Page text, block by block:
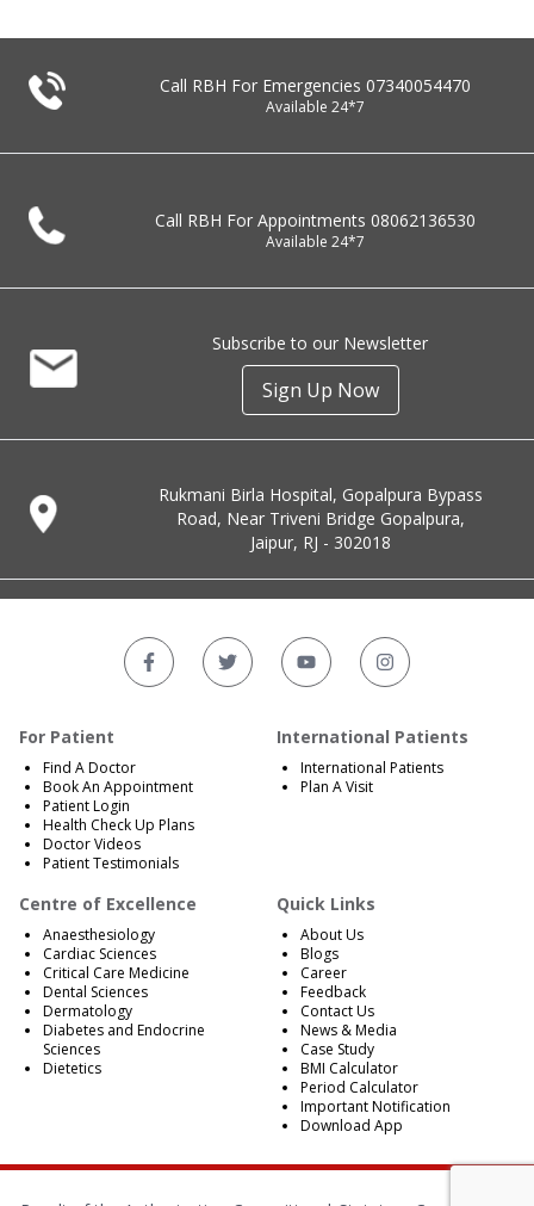
Call RBH For Emergencies 07340054470
Available 24*7
Call RBH For Appointments 08062136530
Available 24*7
Subscribe to our Newsletter
Sign Up Now
Rukmani Birla Hospital, Gopalpura Bypass
Road, Near Triveni Bridge Gopalpura,
Jaipur, RJ - 302018
For Patient
Find A Doctor
Book An Appointment
Patient Login
Health Check Up Plans
Doctor Videos
Patient Testimonials
International Patients
International Patients
Plan A Visit
Centre of Excellence
Anaesthesiology
Cardiac Sciences
Critical Care Medicine
Dental Sciences
Dermatology
Diabetes and Endocrine
Sciences
Dietetics
Quick Links
About Us
Blogs
Career
Feedback
Contact Us
News & Media
Case Study
BMI Calculator
Period Calculator
Important Notification
Download App